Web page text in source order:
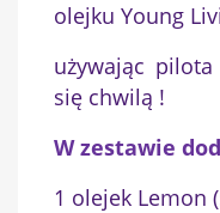
olejku Young
używając
się chwilą !
W zestawie
1 olejek Lemon